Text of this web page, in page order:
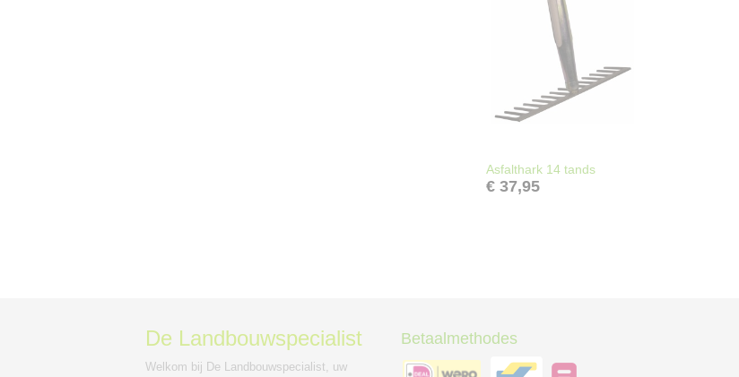
Asfalthark 14 tands
€ 37,95
De Landbouwspecialist
Welkom bij De Landbouwspecialist, uw
Betaalmethodes